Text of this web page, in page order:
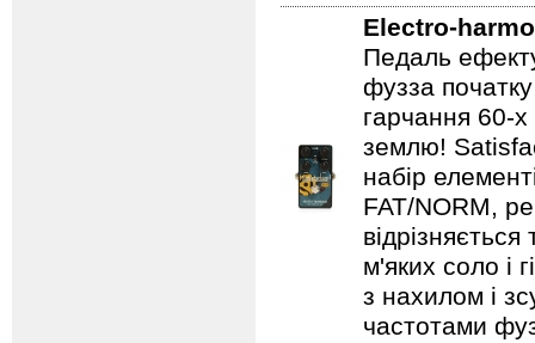
Electro-
Педаль
фузза
гарчання 60-
землю!
набір
FAT/NORM,
м'яких соло і
з нахилом і
частотами